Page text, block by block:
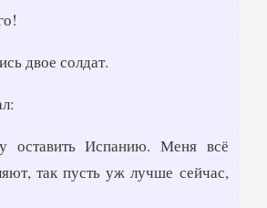
двое солдат.
Испанию. Меня всё
так пусть уж лучше сейчас,